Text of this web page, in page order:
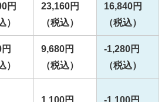
円
）
23,160円
（税込）
16,840円
（税込）
）
9,680円
（税込）
-1,280円
（税込）
1,100円
-1,100円